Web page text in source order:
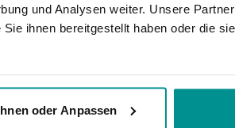
und Analysen weiter. Unsere
ihnen bereitgestellt haben oder die
oder Anpassen